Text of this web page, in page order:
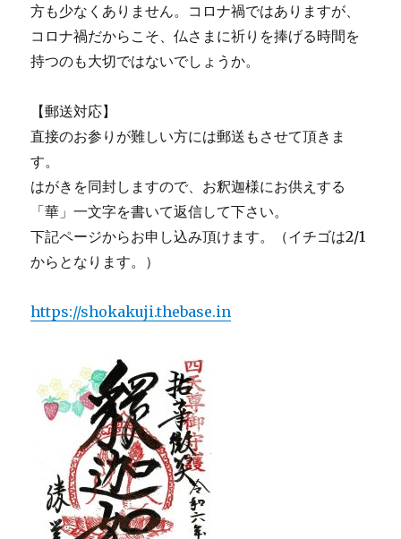
方も少なくありません。コロナ禍ではありますが、
コロナ禍だからこそ、仏さまに祈りを捧げる時間を
持つのも大切ではないでしょうか。
【郵送対応】
直接のお参りが難しい方には郵送もさせて頂きま
す。
はがきを同封しますので、お釈迦様にお供えする
「華」一文字を書いて返信して下さい。
下記ページからお申し込み頂けます。（イチゴは2/1
からとなります。）
https://shokakuji.thebase.in